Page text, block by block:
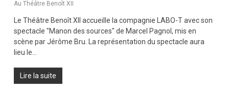
Au Théâtre Benoît XII
Le Théâtre Benoît XII accueille la compagnie LABO-T avec son
spectacle "Manon des sources" de Marcel Pagnol, mis en
scène par Jérôme Bru. La représentation du spectacle aura
lieu le…
Lire la suite